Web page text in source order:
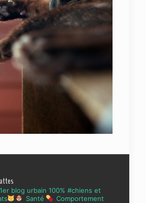
blog urbain 100% #chiens et
Santé
Comportement